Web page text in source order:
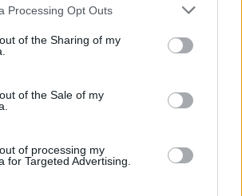
Processing Opt Outs
of the Sharing of my
of the Sale of my
of processing my
for Targeted Advertising.
u lesa. Dorazí i Zdeněk Svěrák
tvůrci
Návštěvníci uvidí tradiční
i novinky